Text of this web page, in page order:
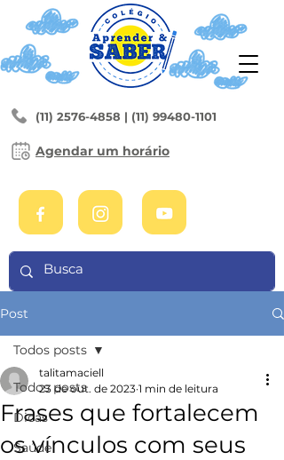
(11) 2576-4858 | (11) 99480-1101
Agendar um horário
Post
Todos posts
Dicas
Saúde
Todos posts
Frases que fortalecem
os vínculos com seus
talitamaciell
23 de out. de 2023 1 min de leitura